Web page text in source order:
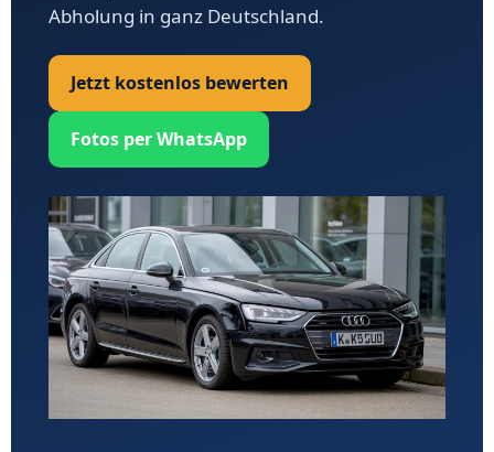
Abholung in ganz Deutschland.
Jetzt kostenlos bewerten
Fotos per WhatsApp